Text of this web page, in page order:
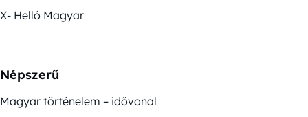
X- Helló Magyar
Népszerű
Magyar történelem – idővonal